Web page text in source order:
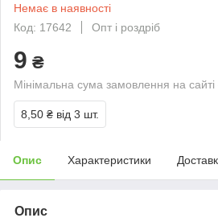
Немає в наявності
Код: 17642
Опт і роздріб
9 ₴
Мінімальна сума замовлення на
8,50 ₴ від 3 шт.
Опис Характеристики
Опис